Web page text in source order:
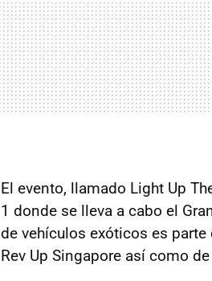
El evento, llamado Light Up
1 donde se lleva a cabo el
de vehículos exóticos es
Rev Up Singapore así como